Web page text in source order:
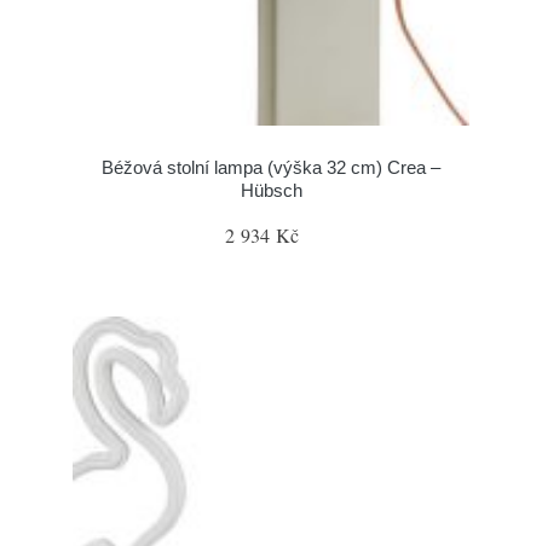
Béžová stolní lampa (výška 32 cm) Crea –
Hübsch
2 934 Kč